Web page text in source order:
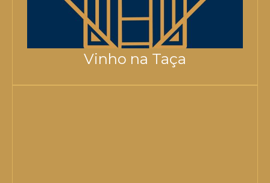
Vinho na Taça